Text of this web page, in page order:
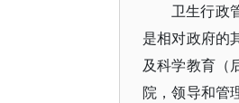
卫生行政
是相对政府的
及科学教育（
院，领导和管